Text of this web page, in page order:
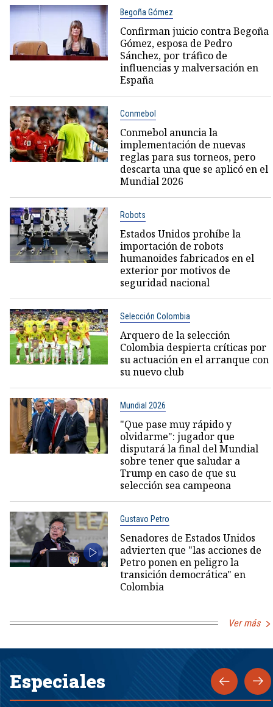
Begoña Gómez
Confirman juicio contra Begoña
Gómez, esposa de Pedro
Sánchez, por tráfico de
influencias y malversación en
España
Conmebol
Conmebol anuncia la
implementación de nuevas
reglas para sus torneos, pero
descarta una que se aplicó en el
Mundial 2026
Robots
Estados Unidos prohíbe la
importación de robots
humanoides fabricados en el
exterior por motivos de
seguridad nacional
Selección Colombia
Arquero de la selección
Colombia despierta críticas por
su actuación en el arranque con
su nuevo club
Mundial 2026
"Que pase muy rápido y
olvidarme": jugador que
disputará la final del Mundial
sobre tener que saludar a
Trump en caso de que su
selección sea campeona
Gustavo Petro
Senadores de Estados Unidos
advierten que "las acciones de
Petro ponen en peligro la
transición democrática" en
Colombia
Ver más
Especiales